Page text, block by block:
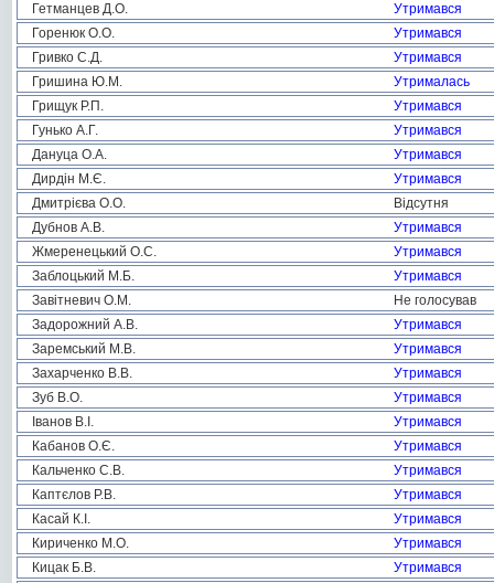
Гетманцев Д.О.
Утримався
Горенюк О.О.
Утримався
Гривко С.Д.
Утримався
Гришина Ю.М.
Утрималась
Грищук Р.П.
Утримався
Гунько А.Г.
Утримався
Дануца О.А.
Утримався
Дирдін М.Є.
Утримався
Дмитрієва О.О.
Відсутня
Дубнов А.В.
Утримався
Жмеренецький О.С.
Утримався
Заблоцький М.Б.
Утримався
Завітневич О.М.
Не голосував
Задорожний А.В.
Утримався
Заремський М.В.
Утримався
Захарченко В.В.
Утримався
Зуб В.О.
Утримався
Іванов В.І.
Утримався
Кабанов О.Є.
Утримався
Кальченко С.В.
Утримався
Каптєлов Р.В.
Утримався
Касай К.І.
Утримався
Кириченко М.О.
Утримався
Кицак Б.В.
Утримався